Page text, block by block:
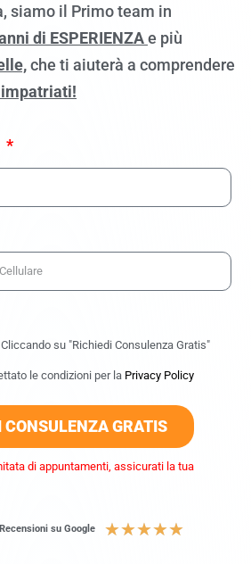
siamo il Primo team in
di ESPERIENZAe più
che ti aiuterà a comprendere
su "Richiedi Consulenza Gratis"
le condizioni per la Privacy Policy
CONSULENZA GRATIS
di appuntamenti, assicurati la tua
su Google ★★★★★